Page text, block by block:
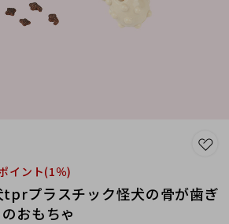
イント(1％)
プラスチック怪犬の骨が歯ぎ
おもちゃ